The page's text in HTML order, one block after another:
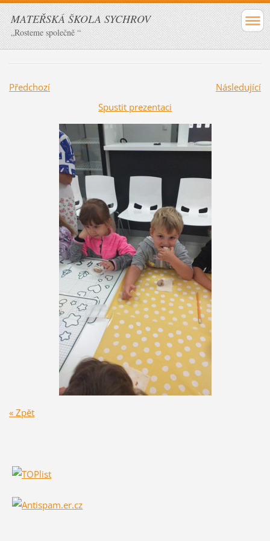
MATEŘSKÁ ŠKOLA SYCHROV
„Rosteme společně “
Předchozí
Následující
Spustit prezentaci
« Zpět